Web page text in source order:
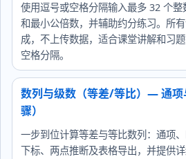
使用逗号或空格分隔输入最多 32 个
和最小公倍数，并辅助约分练习。所
成，不上传数据，适合课堂讲解和习
空格分隔。
数列与级数（等差/等比）— 通项
骤）
一步到位计算等差与等比数列：通项
下标、两点推断及表格导出，并提供详